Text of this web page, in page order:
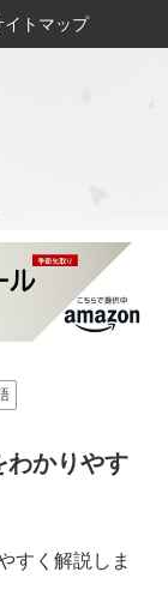
イトマップ
わかりやす
すく解説しま